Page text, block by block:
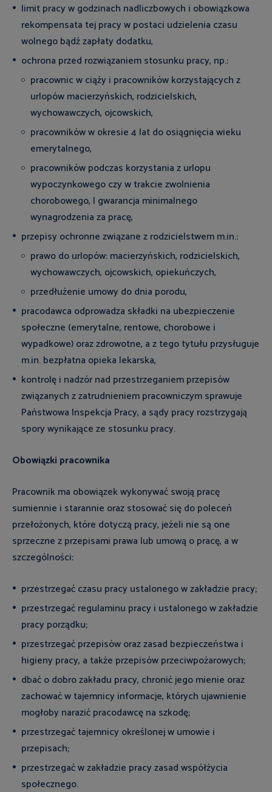
limit pracy w godzinach nadliczbowych i obowiązkowa
rekompensata tej pracy w postaci udzielenia czasu
wolnego bądź zapłaty dodatku,
ochrona przed rozwiązaniem stosunku pracy, np.:
pracownic w ciąży i pracowników korzystających z
urlopów macierzyńskich, rodzicielskich,
wychowawczych, ojcowskich,
pracowników w okresie 4 lat do osiągnięcia wieku
emerytalnego,
pracowników podczas korzystania z urlopu
wypoczynkowego czy w trakcie zwolnienia
chorobowego, l gwarancja minimalnego
wynagrodzenia za pracę,
przepisy ochronne związane z rodzicielstwem m.in.:
prawo do urlopów: macierzyńskich, rodzicielskich,
wychowawczych, ojcowskich, opiekuńczych,
przedłużenie umowy do dnia porodu,
pracodawca odprowadza składki na ubezpieczenie
społeczne (emerytalne, rentowe, chorobowe i
wypadkowe) oraz zdrowotne, a z tego tytułu przysługuje
m.in. bezpłatna opieka lekarska,
kontrolę i nadzór nad przestrzeganiem przepisów
związanych z zatrudnieniem pracowniczym sprawuje
Państwowa Inspekcja Pracy, a sądy pracy rozstrzygają
spory wynikające ze stosunku pracy.
Obowiązki pracownika
Pracownik ma obowiązek wykonywać swoją pracę
sumiennie i starannie oraz stosować się do poleceń
przełożonych, które dotyczą pracy, jeżeli nie są one
sprzeczne z przepisami prawa lub umową o pracę, a w
szczególności:
przestrzegać czasu pracy ustalonego w zakładzie pracy;
przestrzegać regulaminu pracy i ustalonego w zakładzie
pracy porządku;
przestrzegać przepisów oraz zasad bezpieczeństwa i
higieny pracy, a także przepisów przeciwpożarowych;
dbać o dobro zakładu pracy, chronić jego mienie oraz
zachować w tajemnicy informacje, których ujawnienie
mogłoby narazić pracodawcę na szkodę;
przestrzegać tajemnicy określonej w umowie i
przepisach;
przestrzegać w zakładzie pracy zasad współżycia
społecznego.